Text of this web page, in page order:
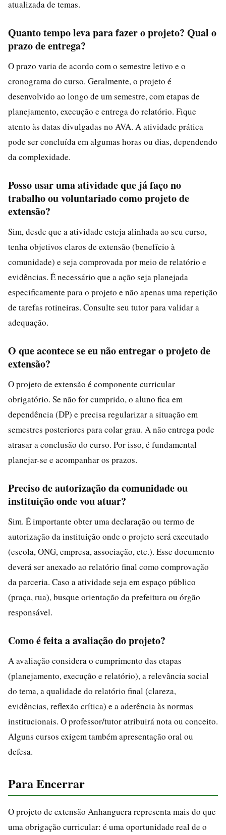
atualizada de temas.
Quanto tempo leva para fazer o projeto? Qual o
prazo de entrega?
O prazo varia de acordo com o semestre letivo e o
cronograma do curso. Geralmente, o projeto é
desenvolvido ao longo de um semestre, com etapas de
planejamento, execução e entrega do relatório. Fique
atento às datas divulgadas no AVA. A atividade prática
pode ser concluída em algumas horas ou dias, dependendo
da complexidade.
Posso usar uma atividade que já faço no
trabalho ou voluntariado como projeto de
extensão?
Sim, desde que a atividade esteja alinhada ao seu curso,
tenha objetivos claros de extensão (benefício à
comunidade) e seja comprovada por meio de relatório e
evidências. É necessário que a ação seja planejada
especificamente para o projeto e não apenas uma repetição
de tarefas rotineiras. Consulte seu tutor para validar a
adequação.
O que acontece se eu não entregar o projeto de
extensão?
O projeto de extensão é componente curricular
obrigatório. Se não for cumprido, o aluno fica em
dependência (DP) e precisa regularizar a situação em
semestres posteriores para colar grau. A não entrega pode
atrasar a conclusão do curso. Por isso, é fundamental
planejar-se e acompanhar os prazos.
Preciso de autorização da comunidade ou
instituição onde vou atuar?
Sim. É importante obter uma declaração ou termo de
autorização da instituição onde o projeto será executado
(escola, ONG, empresa, associação, etc.). Esse documento
deverá ser anexado ao relatório final como comprovação
da parceria. Caso a atividade seja em espaço público
(praça, rua), busque orientação da prefeitura ou órgão
responsável.
Como é feita a avaliação do projeto?
A avaliação considera o cumprimento das etapas
(planejamento, execução e relatório), a relevância social
do tema, a qualidade do relatório final (clareza,
evidências, reflexão crítica) e a aderência às normas
institucionais. O professor/tutor atribuirá nota ou conceito.
Alguns cursos exigem também apresentação oral ou
defesa.
Para Encerrar
O projeto de extensão Anhanguera representa mais do que
uma obrigação curricular: é uma oportunidade real de o